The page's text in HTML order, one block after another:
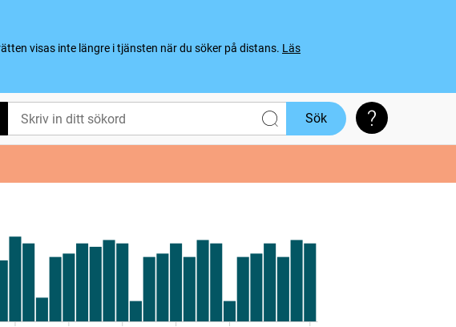
visas inte längre i tjänsten när du söker på distans. Läs
Sök Söktips